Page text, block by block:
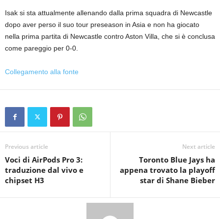
Isak si sta attualmente allenando dalla prima squadra di Newcastle
dopo aver perso il suo tour preseason in Asia e non ha giocato
nella prima partita di Newcastle contro Aston Villa, che si è conclusa
come pareggio per 0-0.
Collegamento alla fonte
Previous article
Voci di AirPods Pro 3:
traduzione dal vivo e
chipset H3
Next article
Toronto Blue Jays ha
appena trovato la playoff
star di Shane Bieber